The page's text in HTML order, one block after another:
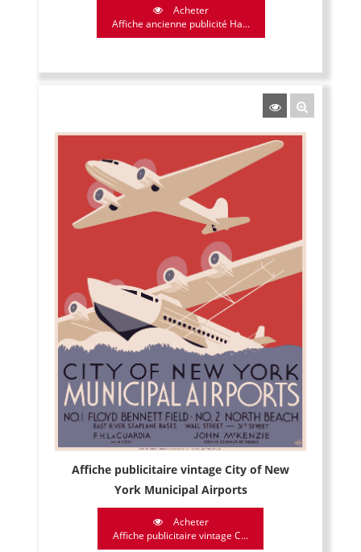
Acheter
Affiche ancienne publicité Ha...
Affiche publicitaire vintage City of New
York Municipal Airports
Acheter
Affiche publicitaire vintage C...